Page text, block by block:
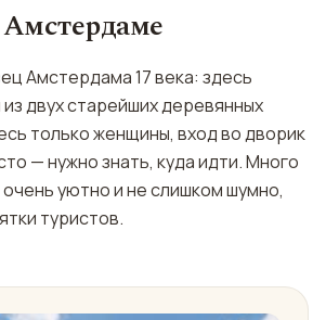
Амстердама 17 века: здесь
двух старейших деревянных
только женщины, вход во дворик
— нужно знать, куда идти. Много
уютно и не слишком шумно,
туристов.